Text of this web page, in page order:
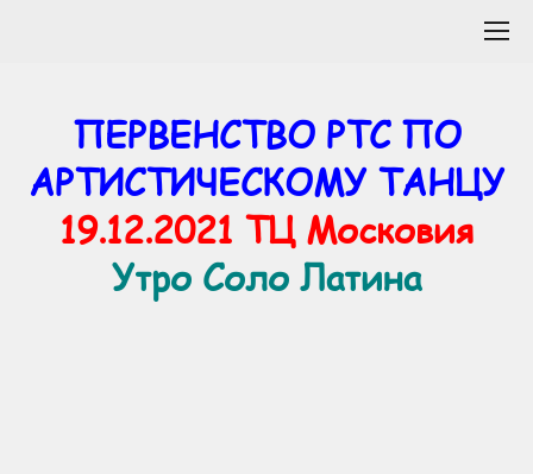
ПЕРВЕНСТВО РТС ПО
АРТИСТИЧЕСКОМУ ТАНЦУ
19.12.2021 ТЦ Московия
Утро Соло Латина